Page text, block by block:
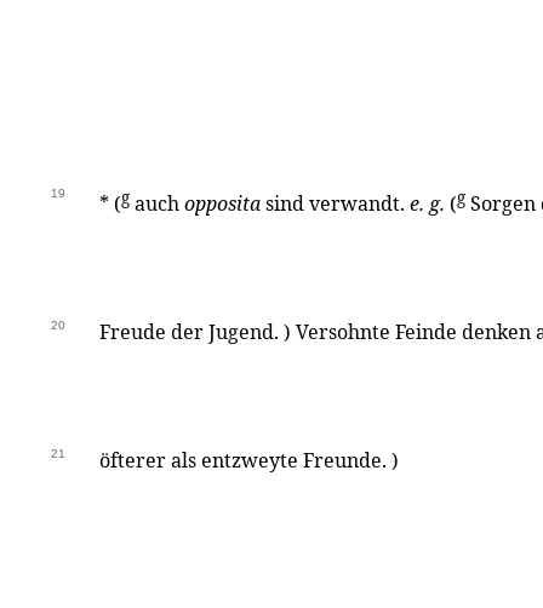
19 * (g auchoppositasind verwandt. e. g. (g Sorgen
20 Freude der Jugend. ) Versohnte Feinde
21 öfterer als entzweyte Freunde. )